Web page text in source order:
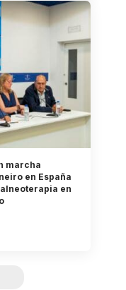
marcha
en España
en